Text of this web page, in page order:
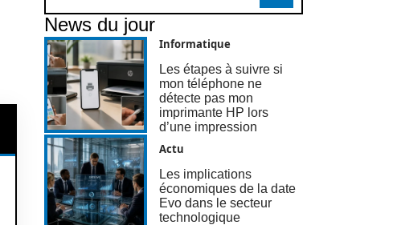
News du jour
Informatique
Les étapes à suivre si
mon téléphone ne
détecte pas mon
imprimante HP lors
d’une impression
Actu
Les implications
économiques de la date
Evo dans le secteur
technologique